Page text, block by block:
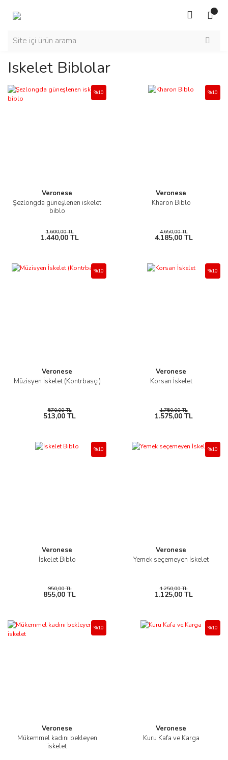
Iskelet Biblolar
Veronese
Şezlongda güneşlenen iskelet
biblo
%10
1.600,00 TL
1.440,00 TL
Veronese
Kharon Biblo
%10
4.650,00 TL
4.185,00 TL
Veronese
Müzisyen İskelet (Kontrbasçı)
%10
570,00 TL
513,00 TL
Veronese
Korsan İskelet
%10
1.750,00 TL
1.575,00 TL
Veronese
İskelet Biblo
%10
950,00 TL
855,00 TL
Veronese
Yemek seçemeyen İskelet
%10
1.250,00 TL
1.125,00 TL
Veronese
Mükemmel kadını bekleyen
iskelet
%10
Veronese
Kuru Kafa ve Karga
%10